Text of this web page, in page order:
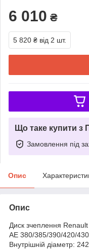
6 010 ₴
5 820 ₴ від 2 шт.
Що таке купити з
Замовлення під
Опис
Опис
Диск зчеплення
AE 380/385/390/420/
Внутрішній діаметр: